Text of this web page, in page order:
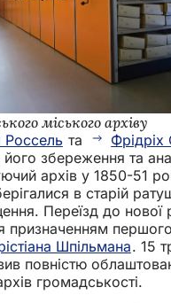
міського архіву
Россель та Фрідріх
збереження та
архів у 1850-51
в старій
Переїзд до нової
призначенням
Шпільмана. 15
повністю
громадськості.